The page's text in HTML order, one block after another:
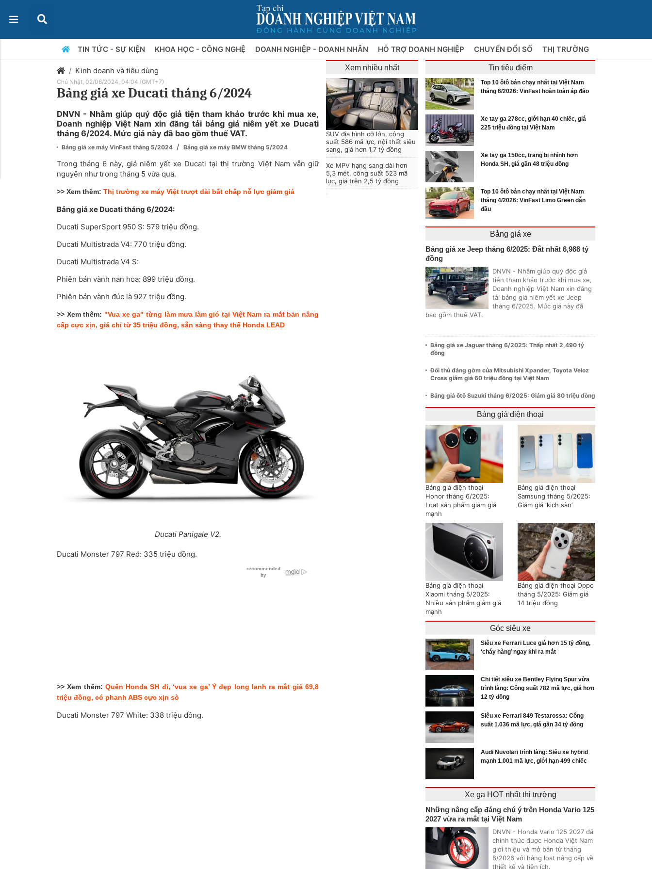
TIN TỨC - SỰ KIỆN KHOA HỌC - CÔNG NGHỆ DOANH NGHIỆP - DOANH NHÂN HỖ TRỢ DOANH NGHIỆP CHUYỂN ĐỔI SỐ THỊ TRƯỜNG
Kinh doanh và tiêu dùng
Chủ Nhật, 02/06/2024, 04:04 (GMT+7)
Bảng giá xe Ducati tháng 6/2024
DNVN - Nhằm giúp quý độc giả tiện tham khảo trước khi mua xe,
Doanh nghiệp Việt Nam xin đăng tải bảng giá niêm yết xe Ducati
tháng 6/2024. Mức giá này đã bao gồm thuế VAT.
Bảng giá xe máy VinFast tháng 5/2024 / Bảng giá xe máy BMW tháng 5/2024
Trong tháng 6 này, giá niêm yết xe Ducati tại thị trường Việt Nam vẫn giữ
nguyên như trong tháng 5 vừa qua.
>> Xem thêm: Thị trường xe máy Việt trượt dài bất chấp nỗ lực giảm giá
Bảng giá xe Ducati tháng 6/2024:
Ducati SuperSport 950 S: 579 triệu đồng.
Ducati Multistrada V4: 770 triệu đồng.
Ducati Multistrada V4 S:
Phiên bản vành nan hoa: 899 triệu đồng.
Phiên bản vành đúc là 927 triệu đồng.
>> Xem thêm: "Vua xe ga" từng làm mưa làm gió tại Việt Nam ra mắt bản nâng
cấp cực xịn, giá chỉ từ 35 triệu đồng, sẵn sàng thay thế Honda LEAD
Ducati Panigale V2.
Ducati Monster 797 Red: 335 triệu đồng.
>> Xem thêm: Quên Honda SH đi, ‘vua xe ga’ Ý đẹp long lanh ra mắt giá 69,8
triệu đồng, có phanh ABS cực xịn sò
Ducati Monster 797 White: 338 triệu đồng.
Xem nhiều nhất
SUV địa hình cỡ lớn, công
suất 586 mã lực, nội thất siêu
sang, giá hơn 1,7 tỷ đồng
Xe MPV hạng sang dài hơn
5,3 mét, công suất 523 mã
lực, giá trên 2,5 tỷ đồng
Tin tiêu điểm
Top 10 ôtô bán chạy nhất tại Việt Nam
tháng 6/2026: VinFast hoàn toàn áp đảo
Xe tay ga 278cc, giới hạn 40 chiếc, giá
225 triệu đồng tại Việt Nam
Xe tay ga 150cc, trang bị nhỉnh hơn
Honda SH, giá gần 48 triệu đồng
Top 10 ôtô bán chạy nhất tại Việt Nam
tháng 4/2026: VinFast Limo Green dẫn
đầu
Bảng giá xe
Bảng giá xe Jeep tháng 6/2025: Đắt nhất 6,988 tỷ
đồng
DNVN - Nhằm giúp quý độc giả
tiện tham khảo trước khi mua xe,
Doanh nghiệp Việt Nam xin đăng
tải bảng giá niêm yết xe Jeep
tháng 6/2025. Mức giá này đã
bao gồm thuế VAT.
Bảng giá xe Jaguar tháng 6/2025: Thấp nhất 2,490 tỷ
đồng
Đối thủ đáng gờm của Mitsubishi Xpander, Toyota Veloz
Cross giảm giá 60 triệu đồng tại Việt Nam
Bảng giá ôtô Suzuki tháng 6/2025: Giảm giá 80 triệu đồng
Bảng giá điện thoại
Bảng giá điện thoại
Honor tháng 6/2025:
Loạt sản phẩm giảm giá
mạnh
Bảng giá điện thoại
Samsung tháng 5/2025:
Giảm giá ‘kịch sàn’
Bảng giá điện thoại
Xiaomi tháng 5/2025:
Nhiều sản phẩm giảm giá
mạnh
Bảng giá điện thoại Oppo
tháng 5/2025: Giảm giá
14 triệu đồng
Góc siêu xe
Siêu xe Ferrari Luce giá hơn 15 tỷ đồng,
‘cháy hàng’ ngay khi ra mắt
Chi tiết siêu xe Bentley Flying Spur vừa
trình làng: Công suất 782 mã lực, giá hơn
12 tỷ đồng
Siêu xe Ferrari 849 Testarossa: Công
suất 1.036 mã lực, giá gần 34 tỷ đồng
Audi Nuvolari trình làng: Siêu xe hybrid
mạnh 1.001 mã lực, giới hạn 499 chiếc
Xe ga HOT nhất thị trường
Những nâng cấp đáng chú ý trên Honda Vario 125
2027 vừa ra mắt tại Việt Nam
DNVN - Honda Vario 125 2027 đã
chính thức được Honda Việt Nam
giới thiệu và mở bán từ tháng
8/2026 với hàng loạt nâng cấp về
thiết kế và tiện ích.